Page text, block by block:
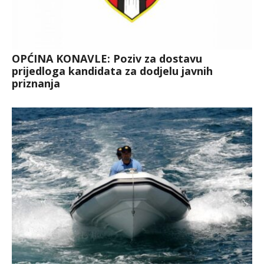
OPĆINA KONAVLE: Poziv za dostavu
prijedloga kandidata za dodjelu javnih
priznanja